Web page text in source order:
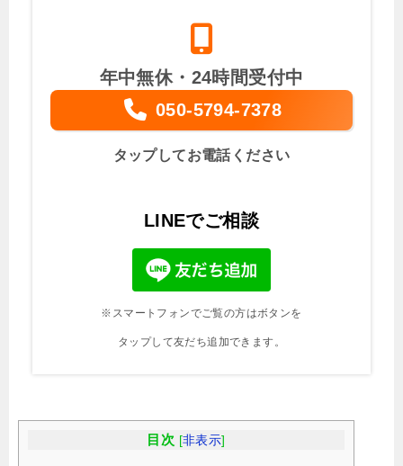
年中無休・24時間受付中
050-5794-7378
タップしてお電話ください
LINEでご相談
※スマートフォンでご覧の方はボタンを
タップして友だち追加できます。
目次 [非表示]